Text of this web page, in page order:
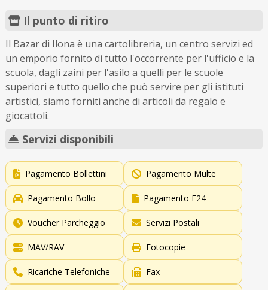
Il punto di ritiro
Il Bazar di Ilona è una cartolibreria, un centro servizi ed
un emporio fornito di tutto l'occorrente per l'ufficio e la
scuola, dagli zaini per l'asilo a quelli per le scuole
superiori e tutto quello che può servire per gli istituti
artistici, siamo forniti anche di articoli da regalo e
giocattoli.
Servizi disponibili
Pagamento Bollettini Pagamento Multe
Pagamento Bollo Pagamento F24
Voucher Parcheggio Servizi Postali
MAV/RAV Fotocopie
Ricariche Telefoniche Fax